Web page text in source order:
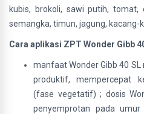
kubis, brokoli, sawi putih, tomat,
semangka, timun, jagung, kacang-
Cara aplikasi ZPT Wonder Gibb
manfaat Wonder Gibb 40
produktif, mempercepat
(fase vegetatif) ; dosis
penyemprotan pada